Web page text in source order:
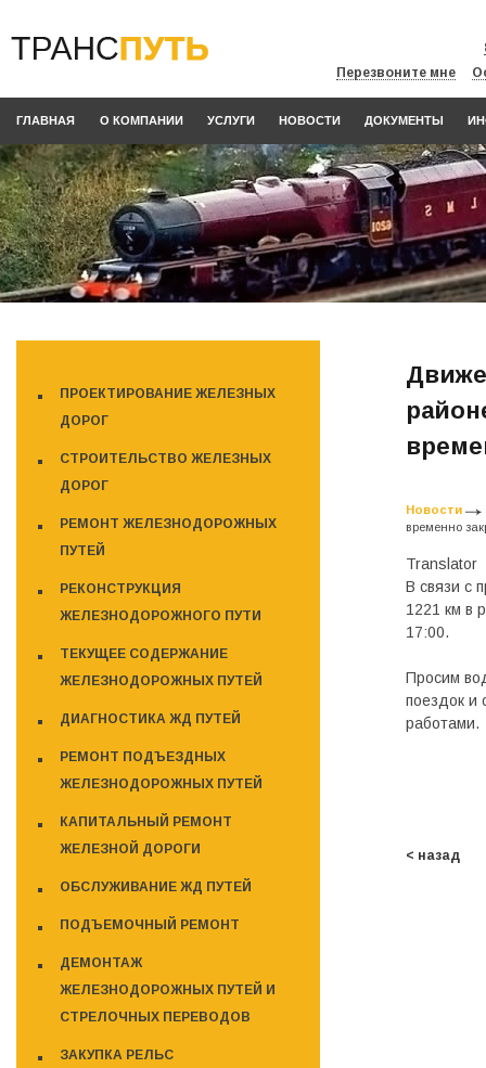
Перезвоните мне
ГЛАВНАЯ О КОМПАНИИ УСЛУГИ НОВОСТИ ДОКУМЕНТЫ
ПРОЕКТИРОВАНИЕ ЖЕЛЕЗНЫХ
ДОРОГ
СТРОИТЕЛЬСТВО ЖЕЛЕЗНЫХ
ДОРОГ
РЕМОНТ ЖЕЛЕЗНОДОРОЖНЫХ
ПУТЕЙ
РЕКОНСТРУКЦИЯ
ЖЕЛЕЗНОДОРОЖНОГО ПУТИ
ТЕКУЩЕЕ СОДЕРЖАНИЕ
ЖЕЛЕЗНОДОРОЖНЫХ ПУТЕЙ
ДИАГНОСТИКА ЖД ПУТЕЙ
РЕМОНТ ПОДЪЕЗДНЫХ
ЖЕЛЕЗНОДОРОЖНЫХ ПУТЕЙ
КАПИТАЛЬНЫЙ РЕМОНТ
ЖЕЛЕЗНОЙ ДОРОГИ
ОБСЛУЖИВАНИЕ ЖД ПУТЕЙ
ПОДЪЕМОЧНЫЙ РЕМОНТ
ДЕМОНТАЖ
ЖЕЛЕЗНОДОРОЖНЫХ ПУТЕЙ И
СТРЕЛОЧНЫХ ПЕРЕВОДОВ
ЗАКУПКА РЕЛЬС
Новости
временно
Translator
В связи с
1221 км в
17:00.
Просим
поездок и
работами.
< назад